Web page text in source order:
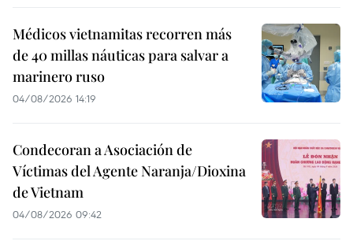
Médicos vietnamitas recorren más
de 40 millas náuticas para salvar a
marinero ruso
04/08/2026 14:19
Condecoran a Asociación de
Víctimas del Agente Naranja/Dioxina
de Vietnam
04/08/2026 09:42